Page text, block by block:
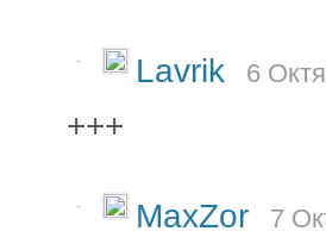
- Lavrik 6
+++
- MaxZor 7